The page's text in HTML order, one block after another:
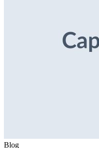
Blog